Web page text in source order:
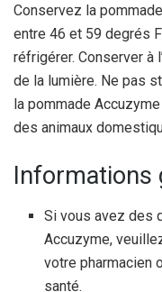
Conservez la
entre 46 et 59 degrés
réfrigérer. Conserver à
de la lumière. Ne pas
la pommade
des animaux
Informations
Si vous avez des
Accuzyme,
votre pharmacien
santé.